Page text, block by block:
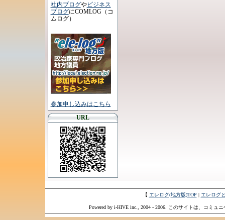
社内ブログやビジネス
ブログにCOMLOG（コ
ムログ）
参加申し込みはこちら
URL
【 エレログ(地方版)TOP | エレログ
Powered by i-HIVE inc., 2004 - 2006. このサイトは、コミュ